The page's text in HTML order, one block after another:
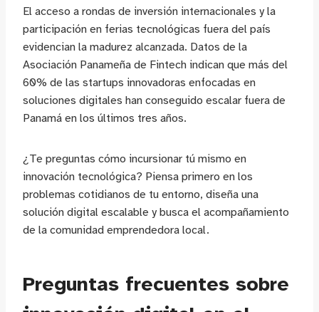
El acceso a rondas de inversión internacionales y la
participación en ferias tecnológicas fuera del país
evidencian la madurez alcanzada. Datos de la
Asociación Panameña de Fintech indican que más del
60% de las startups innovadoras enfocadas en
soluciones digitales han conseguido escalar fuera de
Panamá en los últimos tres años.
¿Te preguntas cómo incursionar tú mismo en
innovación tecnológica? Piensa primero en los
problemas cotidianos de tu entorno, diseña una
solución digital escalable y busca el acompañamiento
de la comunidad emprendedora local.
Preguntas frecuentes sobre